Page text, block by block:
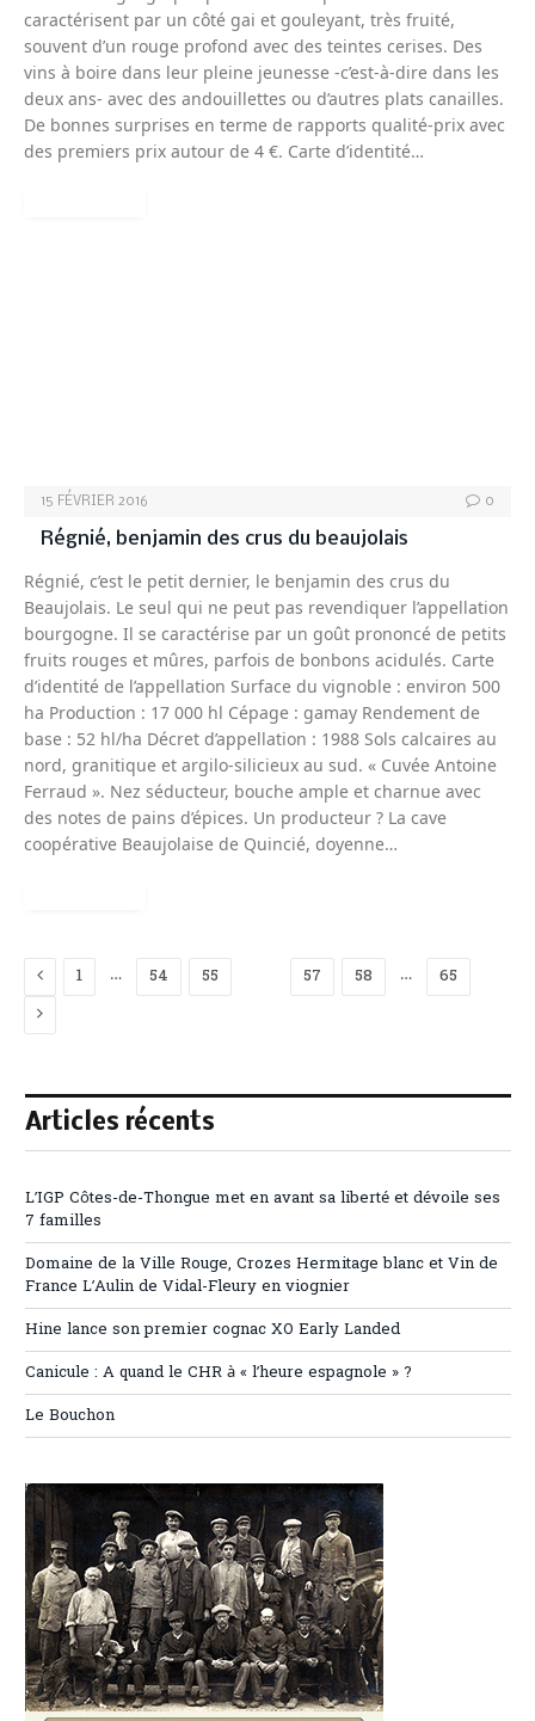
caractérisent par un côté gai et gouleyant, très fruité,
souvent d’un rouge profond avec des teintes cerises. Des
vins à boire dans leur pleine jeunesse -c’est-à-dire dans les
deux ans- avec des andouillettes ou d’autres plats canailles.
De bonnes surprises en terme de rapports qualité-prix avec
des premiers prix autour de 4 €. Carte d’identité…
15 FÉVRIER 2016 0
Régnié, benjamin des crus du beaujolais
Régnié, c’est le petit dernier, le benjamin des crus du
Beaujolais. Le seul qui ne peut pas revendiquer l’appellation
bourgogne. Il se caractérise par un goût prononcé de petits
fruits rouges et mûres, parfois de bonbons acidulés. Carte
d’identité de l’appellation Surface du vignoble : environ 500
ha Production : 17 000 hl Cépage : gamay Rendement de
base : 52 hl/ha Décret d’appellation : 1988 Sols calcaires au
nord, granitique et argilo-silicieux au sud. « Cuvée Antoine
Ferraud ». Nez séducteur, bouche ample et charnue avec
des notes de pains d’épices. Un producteur ? La cave
coopérative Beaujolaise de Quincié, doyenne…
Previous
1 … 54 55 57 58 … 65
Next
Articles récents
L’IGP Côtes-de-Thongue met en avant sa liberté et dévoile ses
7 familles
Domaine de la Ville Rouge, Crozes Hermitage blanc et Vin de
France L’Aulin de Vidal-Fleury en viognier
Hine lance son premier cognac XO Early Landed
Canicule : A quand le CHR à « l’heure espagnole » ?
Le Bouchon